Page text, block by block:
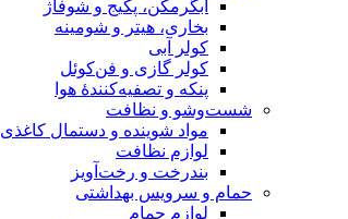
آبگرمکن، پکیج و شوفاژ
بخاری، هیتر و شومینه
کولر آبی
کولر گازی و فن‌کوئل
پنکه و تصفیه‌کنندهٔ هوا
شست‌وشو و نظافت
مواد شوینده و دستمال کاغذی
لوازم نظافت
بندرخت و رخت‌آویز
حمام و سرویس بهداشتی
لوازم حمام